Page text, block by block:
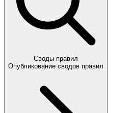
Своды правил
Опубликование сводов правил